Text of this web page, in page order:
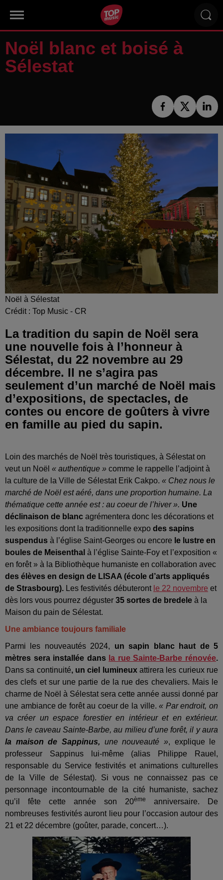
Noël blanc et boisé à
Sélestat
Noël à Sélestat
Crédit : Top Music - CR
La tradition du sapin de Noël sera
une nouvelle fois à l’honneur à
Sélestat, du 22 novembre au 29
décembre. Il ne s’agira pas
seulement d’un marché de Noël mais
d’expositions, de spectacles, de
contes ou encore de goûters à vivre
en famille au pied du sapin.
Loin des marchés de Noël très touristiques, à Sélestat on
veut un Noël « authentique » comme le rappelle l’adjoint à
la culture de la Ville de Sélestat Erik Cakpo. « Chez nous le
marché de Noël est aéré, dans une proportion humaine. La
thématique cette année est : au coeur de l’hiver ». Une
déclinaison de blanc agrémentera donc les décorations et
les expositions dont la traditionnelle expo des sapins
suspendus à l’église Saint-Georges ou encore le lustre en
boules de Meisenthal à l’église Sainte-Foy et l’exposition «
en forêt » à la Bibliothèque humaniste en collaboration avec
des élèves en design de LISAA (école d’arts appliqués
de Strasbourg). Les festivités débuteront le 22 novembre et
dès lors vous pourrez déguster 35 sortes de bredele à la
Maison du pain de Sélestat.
Une ambiance toujours familiale
Parmi les nouveautés 2024, un sapin blanc haut de 5
mètres sera installée dans la rue Sainte-Barbe rénovée.
Dans sa continuité, un ciel lumineuxattirera les curieux rue
des clefs et sur une partie de la rue des chevaliers. Mais le
charme de Noël à Sélestat sera cette année aussi donné par
une ambiance de forêt au coeur de la ville. « Par endroit, on
va créer un espace forestier en intérieur et en extérieur.
Dans le caveau Sainte-Barbe, au milieu d’une forêt, il y aura
la maison de Sappinus, une nouveauté », explique le
professeur Sappinus lui-même (alias Philippe Rauel,
responsable du Service festivités et animations culturelles
de la Ville de Sélestat). Si vous ne connaissez pas ce
personnage incontournable de la cité humaniste, sachez
qu’il fête cette année son 20ème
anniversaire. De
nombreuses festivités auront lieu pour l’occasion autour des
21 et 22 décembre (goûter, parade, concert…).